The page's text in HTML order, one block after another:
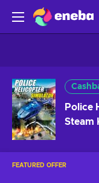
Police
Steam
FEATURED OFFER